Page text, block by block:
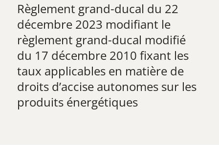
Règlement grand-ducal du 22
décembre 2023​ modifiant le
règlement grand-ducal modifié
du 17 décembre 2010 fixant les
taux applicables en matière de
droits d’accise autonomes sur les
produits énergétiques